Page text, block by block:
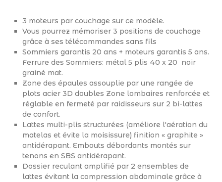
3 moteurs par couchage sur ce modèle.
Vous pourrez mémoriser 3 positions de couchage
grâce à ses télécommandes sans fils
Sommiers garantis 20 ans + moteurs garantis 5 ans.
Ferrure des Sommiers: métal 5 plis 40 x 20 noir
grainé mat.
Zone des épaules assouplie par une rangée de
plots acier 3D doubles Zone lombaires renforcée et
réglable en fermeté par raidisseurs sur 2 bi-lattes
de confort.
Lattes multi-plis structurées (améliore l'aération du
matelas et évite la moisissure) finition « graphite »
antidérapant. Embouts débordants montés sur
tenons en SBS antidérapant.
Dossier reculant amplifié par 2 ensembles de
lattes évitant la compression abdominale grâce à